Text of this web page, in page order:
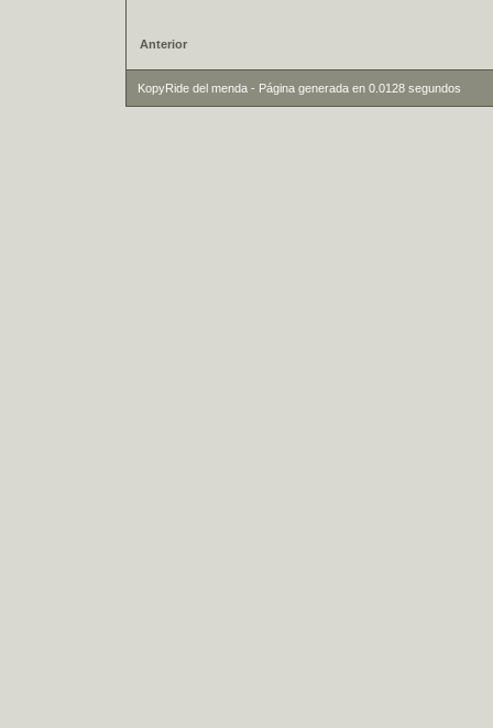
Anterior
KopyRide del menda - Página generada en 0.0128 segundos